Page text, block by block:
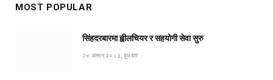
MOST POPULAR
सिंहदरबारमा ह्वीलचियर र सहयोगी सेवा सुरु
२४ असार २०८३, बुधबार